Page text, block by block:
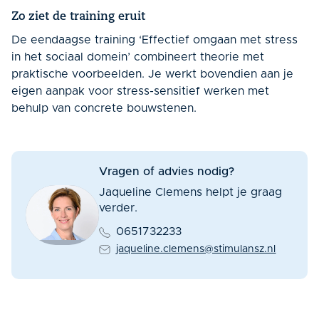
Zo ziet de training eruit
De eendaagse training ‘Effectief omgaan met stress
in het sociaal domein’ combineert theorie met
praktische voorbeelden. Je werkt bovendien aan je
eigen aanpak voor stress-sensitief werken met
behulp van concrete bouwstenen.
Vragen of advies nodig?
Jaqueline Clemens helpt je graag
verder.
0651732233
jaqueline.clemens@stimulansz.nl